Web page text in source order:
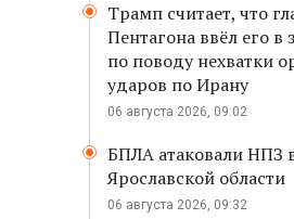
Трамп считает, что
Пентагона ввёл его в
по поводу нехватки
ударов по Ирану
06 августа 2026, 09:02
БПЛА атаковали НПЗ
Ярославской области
06 августа 2026, 09:32